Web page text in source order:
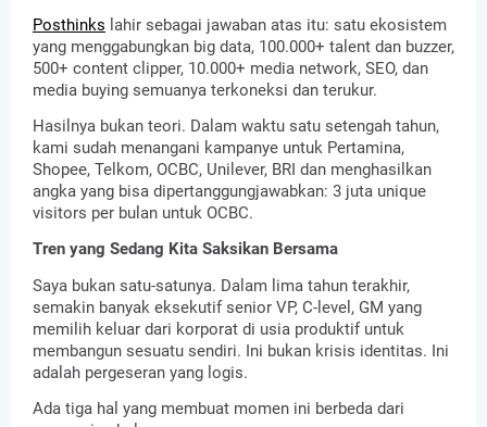
Posthinks lahir sebagai jawaban atas itu: satu ekosistem
yang menggabungkan big data, 100.000+ talent dan buzzer,
500+ content clipper, 10.000+ media network, SEO, dan
media buying semuanya terkoneksi dan terukur.
Hasilnya bukan teori. Dalam waktu satu setengah tahun,
kami sudah menangani kampanye untuk Pertamina,
Shopee, Telkom, OCBC, Unilever, BRI dan menghasilkan
angka yang bisa dipertanggungjawabkan: 3 juta unique
visitors per bulan untuk OCBC.
Tren yang Sedang Kita Saksikan Bersama
Saya bukan satu-satunya. Dalam lima tahun terakhir,
semakin banyak eksekutif senior VP, C-level, GM yang
memilih keluar dari korporat di usia produktif untuk
membangun sesuatu sendiri. Ini bukan krisis identitas. Ini
adalah pergeseran yang logis.
Ada tiga hal yang membuat momen ini berbeda dari